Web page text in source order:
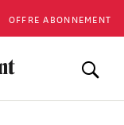
OFFRE ABONNEMENT